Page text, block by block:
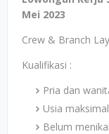
Mei 2023
Crew & Branch
Kualifikasi :
Pria dan
Usia
Belum